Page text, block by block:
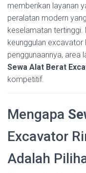
memberikan layanan
peralatan modern
keselamatan tertinggi.
keunggulan excavator
penggunaannya, area
Sewa Alat Berat
kompetitif.
Mengapa
Excavator
Adalah